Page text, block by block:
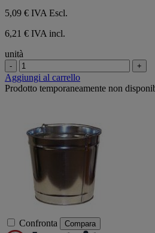
5,09 € IVA Escl.
6,21 € IVA incl.
unità
- +
Aggiungi al carrello
Prodotto temporaneamente non
Confronta Compara